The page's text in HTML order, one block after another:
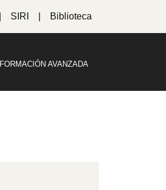
SIRI Biblioteca
FORMACIÓN AVANZADA